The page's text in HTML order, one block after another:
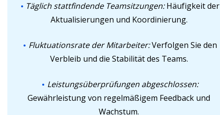
Täglich stattfindende Teamsitzungen:Häufigkeit der
Aktualisierungen und Koordinierung.
Fluktuationsrate der Mitarbeiter:Verfolgen Sie den
Verbleib und die Stabilität des Teams.
Leistungsüberprüfungen abgeschlossen:
Gewährleistung von regelmäßigem Feedback und
Wachstum.